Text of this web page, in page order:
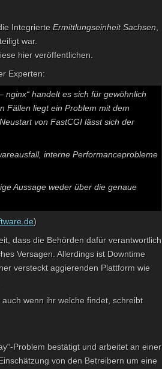
Integrierte Ermittlungseinheit Sachsen
war.
hier veröffentlichen.
Experten:
nginx“ handelt es sich für gewöhnlich
Fällen liegt ein Problem mit dem
von FastCGI lässt sich der
interne Performanceprobleme
Aussage weder über die genaue
)
dass die Behörden dafür verantwortlich
Versagen. Allerdings ist Downtime
versteckt aggierenden Plattform wie
wenn ihr welche findet, schreibt
Problem bestätigt und arbeitet an einer
von den Betreibern um eine